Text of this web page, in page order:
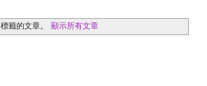
標籤的文章。 顯示所有文章